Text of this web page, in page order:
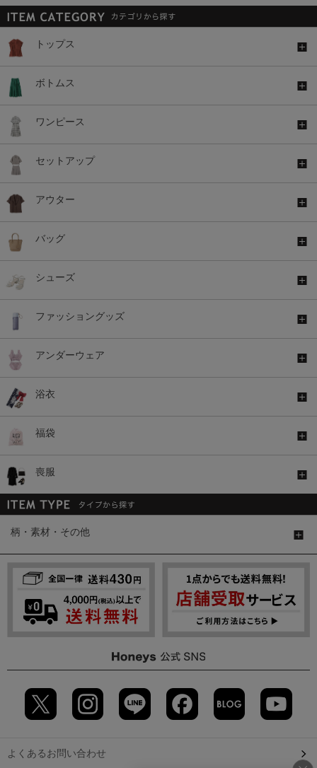
トップス
ボトムス
ワンピース
セットアップ
アウター
バッグ
シューズ
ファッショングッズ
アンダーウェア
浴衣
福袋
喪服
柄・素材・その他
よくあるお問い合わせ